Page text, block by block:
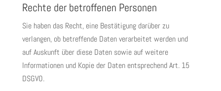
Rechte der betroffenen Personen
Sie haben das Recht, eine Bestätigung darüber zu
verlangen, ob betreffende Daten verarbeitet werden und
auf Auskunft über diese Daten sowie auf weitere
Informationen und Kopie der Daten entsprechend Art. 15
DSGVO.